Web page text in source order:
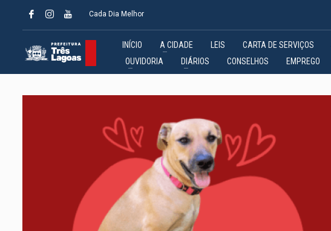
Cada Dia Melhor
INÍCIO A CIDADE LEIS CARTA DE SERVIÇOS
OUVIDORIA
DIÁRIOS CONSELHOS EMPREGO